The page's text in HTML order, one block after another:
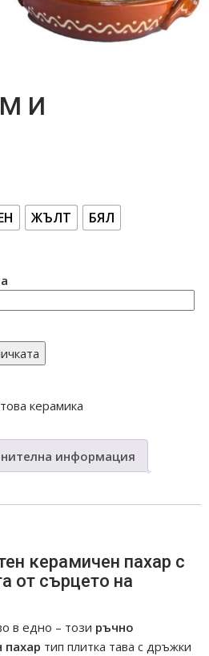
И
ЖЪЛТ БЯЛ
керамика
информация
керамичен пaхар с
от сърцето на
в едно – този ръчно
пaхар тип плитка тава с дръжки